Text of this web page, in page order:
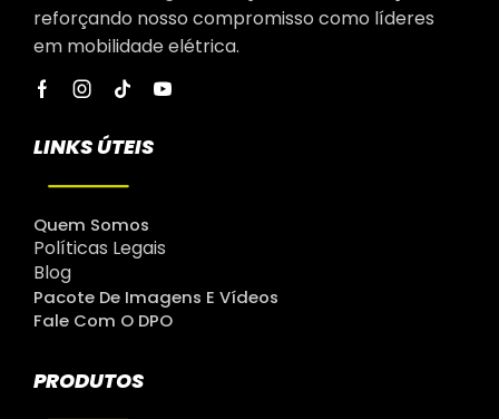
reforçando nosso compromisso como líderes
em mobilidade elétrica.
LINKS ÚTEIS
Quem Somos
Políticas Legais
Blog
Pacote De Imagens E Vídeos
Fale Com O DPO
PRODUTOS